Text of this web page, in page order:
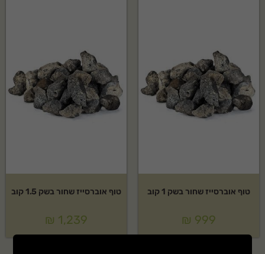
טוף אוברסייז שחור בשק 1 קוב
₪ 999
טוף אוברסייז שחור בשק 1.5 קוב
₪ 1,239